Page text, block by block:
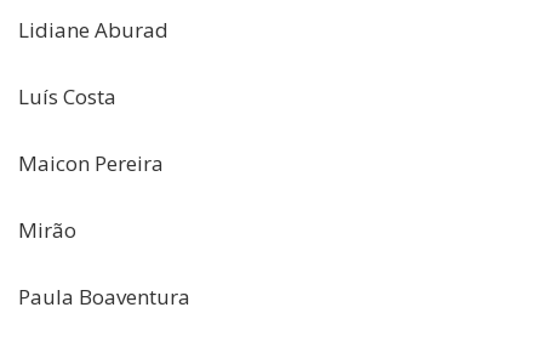
Lidiane Aburad
Luís Costa
Maicon Pereira
Mirão
Paula Boaventura